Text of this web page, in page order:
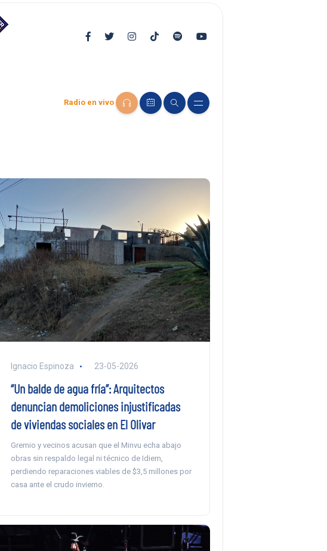
Radio en vivo
Ignacio Espinoza 23-05-2026
“Un balde de agua fría”: Arquitectos
denuncian demoliciones injustificadas
de viviendas sociales en El Olivar
Gremio y vecinos acusan que el Minvu echa abajo
obras sin respaldo legal ni técnico de Idiem,
perdiendo reparaciones viables de $3,5 millones por
casa ante el crudo invierno.